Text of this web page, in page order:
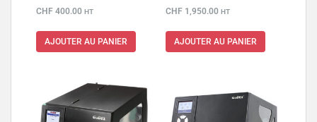
CHF 400.00 HT
AJOUTER AU PANIER
CHF 1,950.00 HT
AJOUTER AU PANIER